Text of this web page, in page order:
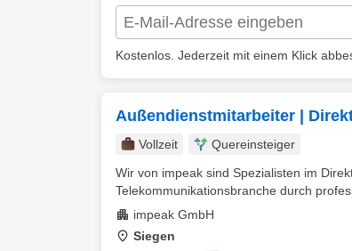
Kostenlos. Jederzeit mit einem Klick
Außendienstmitarbeiter |
Vollzeit
Quereinsteiger
Wir von impeak sind Spezialisten im
Telekommunikationsbranche durch
impeak GmbH
Siegen